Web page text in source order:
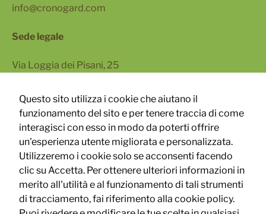
info@cronogard.com
Sede legale
Via Loggia dei Pisani, 25
Via Turati 40, 20121 Milano
Follow Us
Questo sito utilizza i cookie che aiutano il
funzionamento del sito e per tenere traccia di come
interagisci con esso in modo da poterti offrire
un'esperienza utente migliorata e personalizzata.
Utilizzeremo i cookie solo se acconsenti facendo
clic su Accetta. Per ottenere ulteriori informazioni in
merito all'utilità e al funzionamento di tali strumenti
di tracciamento, fai riferimento alla cookie policy.